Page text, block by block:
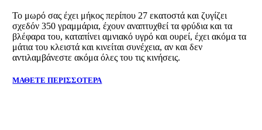
Το μωρό σας έχει μήκος περίπου 27 εκατοστά και ζυγίζει
σχεδόν 350 γραμμάρια, έχουν αναπτυχθεί τα φρύδια και τα
βλέφαρα του, καταπίνει αμνιακό υγρό και ουρεί, έχει ακόμα τα
μάτια του κλειστά και κινείται συνέχεια, αν και δεν
αντιλαμβάνεστε ακόμα όλες του τις κινήσεις.
ΜΑΘΕΤΕ ΠΕΡΙΣΣΟΤΕΡΑ